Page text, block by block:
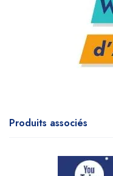
Produits associés